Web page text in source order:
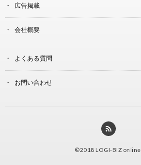
広告掲載
会社概要
よくある質問
お問い合わせ
©2018 LOGI-BIZ online